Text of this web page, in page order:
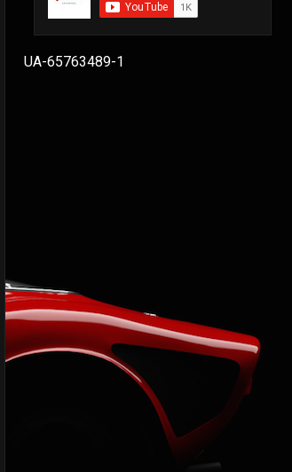
UA-65763489-1